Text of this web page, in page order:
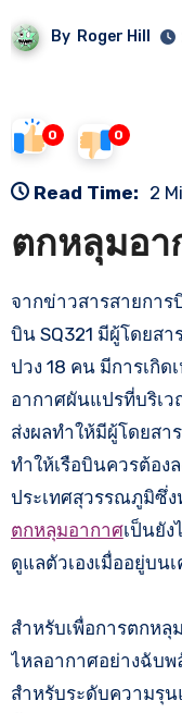
By Roger Hill
0 0
Read Time: 2
ตกหลุมอา
จากข่าวสารสายการ
บิน SQ321 มีผู้โดยส
ปวง 18 คน มีการเกิ
อากาศผันแปรที่บริเว
ส่งผลทำให้มีผู้โดยสา
ทำให้เรือบินควรต้อ
ประเทศสุวรรณภูมิซึ่
ตกหลุมอากาศเป็นยัง
ดูแลตัวเองเมื่ออยู่บน
สำหรับเพื่อการตกหลุ
ไหลอากาศอย่างฉับ
สำหรับระดับความรุ